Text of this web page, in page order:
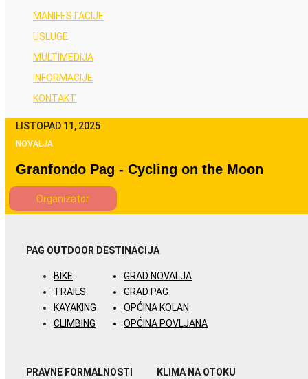
MANIFESTACIJE
USLUGE
MULTIMEDIJA
INFORMACIJE
KONTAKT
LISTOPAD 11, 2025
NOVALJA
Granfondo Pag - Cycling on the Moon
Organizator
PAG OUTDOOR
BIKE
TRAILS
KAYAKING
CLIMBING
DESTINACIJA
GRAD NOVALJA
GRAD PAG
OPĆINA KOLAN
OPĆINA POVLJANA
PRAVNE FORMALNOSTI KLIMA NA OTOKU